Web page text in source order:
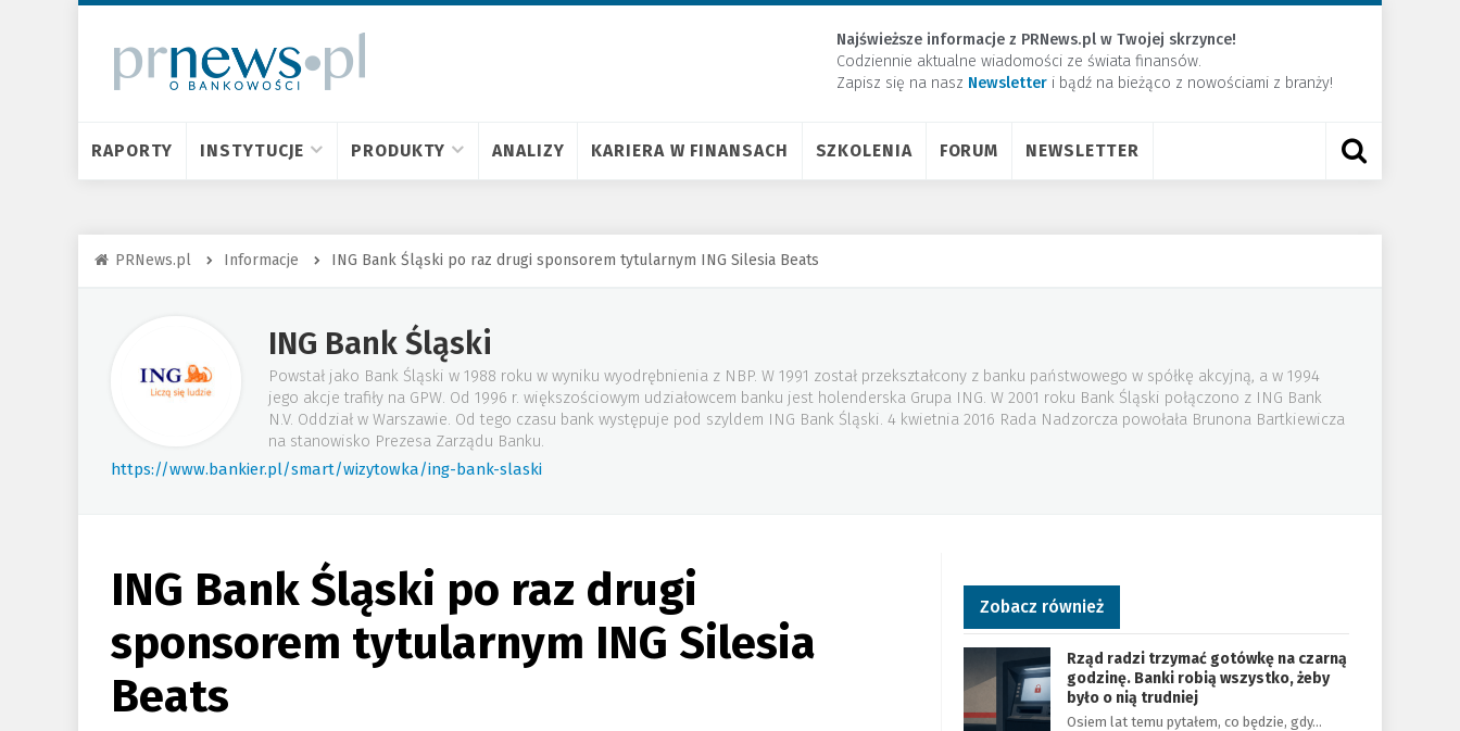
Najświeższe informacje z PRNews.pl w Twojej skrzynce!
Codziennie aktualne wiadomości ze świata finansów.
Zapisz się na nasz Newsletter ​i bądź na bieżąco z nowościami z branży!
RAPORTY INSTYTUCJE PRODUKTY ANALIZY KARIERA W FINANSACH SZKOLENIA FORUM NEWSLETTER
PRNews.pl Informacje ING Bank Śląski po raz drugi sponsorem tytularnym ING Silesia Beats
ING Bank Śląski
Powstał jako Bank Śląski w 1988 roku w wyniku wyodrębnienia z NBP. W 1991 został przekształcony z banku państwowego w spółkę akcyjną, a w 1994
jego akcje trafiły na GPW. Od 1996 r. większościowym udziałowcem banku jest holenderska Grupa ING. W 2001 roku Bank Śląski połączono z ING Bank
N.V. Oddział w Warszawie. Od tego czasu bank występuje pod szyldem ING Bank Śląski. 4 kwietnia 2016 Rada Nadzorcza powołała Brunona Bartkiewicza
na stanowisko Prezesa Zarządu Banku.
https://www.bankier.pl/smart/wizytowka/ing-bank-slaski
ING Bank Śląski po raz drugi
sponsorem tytularnym ING Silesia
Beats
Zobacz również
Rząd radzi trzymać gotówkę na czarną
godzinę. Banki robią wszystko, żeby
było o nią trudniej
Osiem lat temu pytałem, co będzie, gdy…